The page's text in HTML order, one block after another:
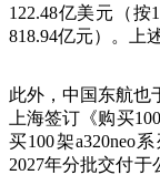
122.48亿美元（
818.94亿元）。上
此外，中国东航也
上海签订《购买
买100架a320neo
2027年分批交付于